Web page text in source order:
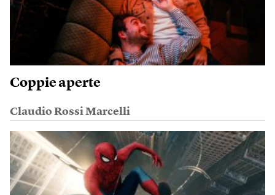
Coppie aperte
Claudio Rossi Marcelli